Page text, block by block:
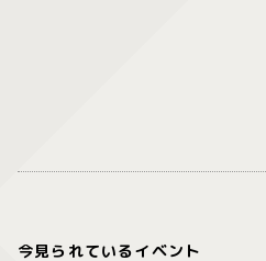
今見られているイベント